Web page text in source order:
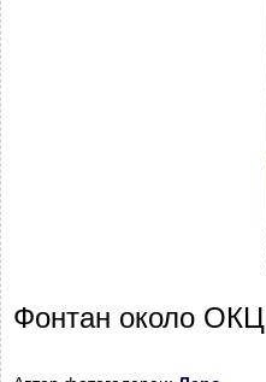
Фонтан около ОКЦ